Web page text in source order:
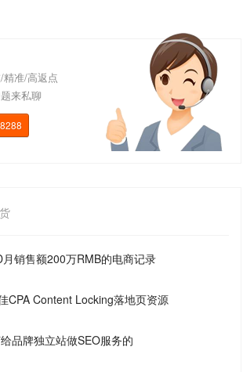
准/高返点
来私聊
销售额200万RMB的电商记录
CPA Content Locking落地页资源
品牌独立站做SEO服务的